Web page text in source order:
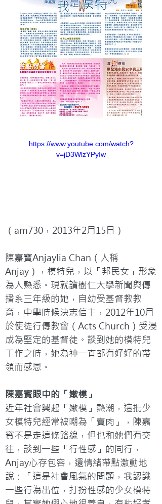
https://www.youtube.com/watch?
v=jD3WlzYPyIw
（am730，2013年2月15日）
陳嘉寳Anjaylia Chan（人稱
Anjay），模特兒，以「邦民女」形象
為人熟悉。現就讀樹仁大學新聞與傳
播系三年級的她，自幼受基督教教
育，中學時候決志信主，2012年10月
於使徒行傳教會（Acts Church）受浸
成為堅定的基督徒。談到她的模特兒
工作之時，她為神一直都有好好的帶
領而感恩。
陳嘉寳眼中的「嫰模」
近年社會興起「嫰模」熱潮，這批少
女模特兒經常被嘲為「賣肉」，陳嘉
寳不是走這條路線，但也和她們有交
往，談到一些「行性感」的同行，
Anjay心存包容，還情緒帶點激動地
說：「這是社會風氣的問題，我認識
一些行為出位，打扮性感的少女模特